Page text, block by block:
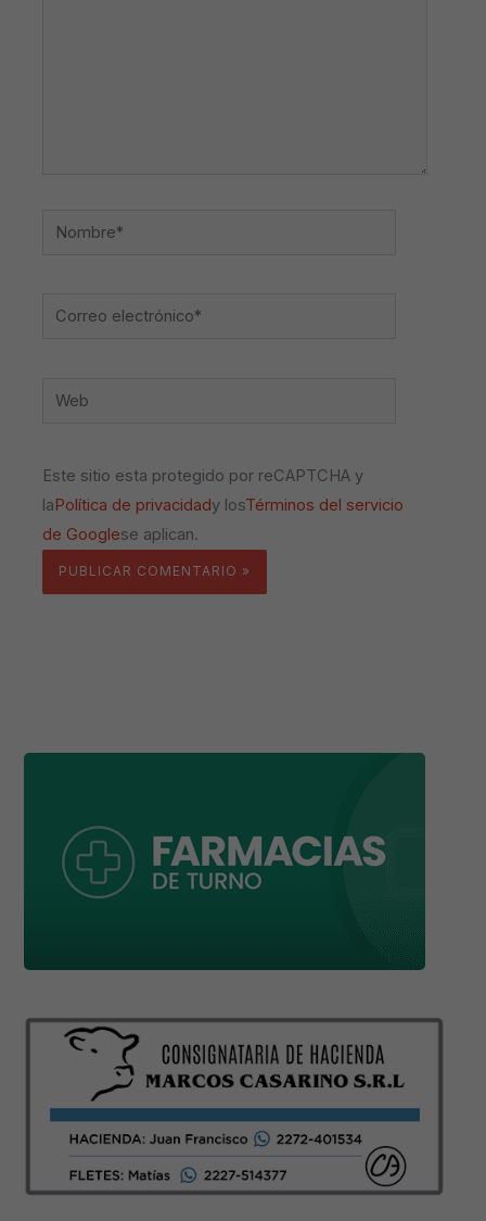
Nombre*
Correo
Web
Este sitio esta protegido por reCAPTCHA y
laPolítica de privacidady losTérminos del servicio
de Googlese aplican.